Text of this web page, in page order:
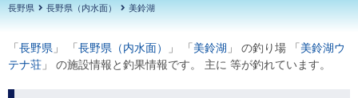
長野県 長野県（内水面） 美鈴湖
「 長野県 」 「 長野県（内水面） 」 「 美鈴湖 」 の釣り場 「 美鈴湖ウ
テナ荘 」 の施設情報と釣果情報です。 主に 等が釣れています。